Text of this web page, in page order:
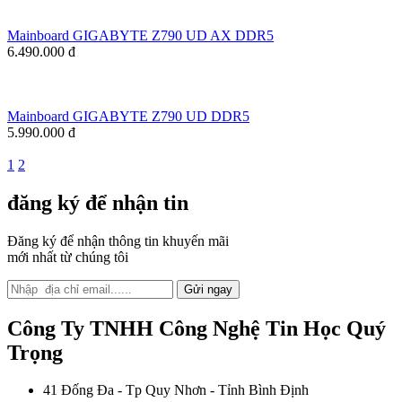
Mainboard GIGABYTE Z790 UD AX DDR5
6.490.000 đ
Mainboard GIGABYTE Z790 UD DDR5
5.990.000 đ
1 2
đăng ký để nhận tin
Đăng ký để nhận thông tin khuyến mãi
mới nhất từ chúng tôi
Gửi ngay
Công Ty TNHH Công Nghệ Tin Học Quý
Trọng
41 Đống Đa - Tp Quy Nhơn - Tỉnh Bình Định